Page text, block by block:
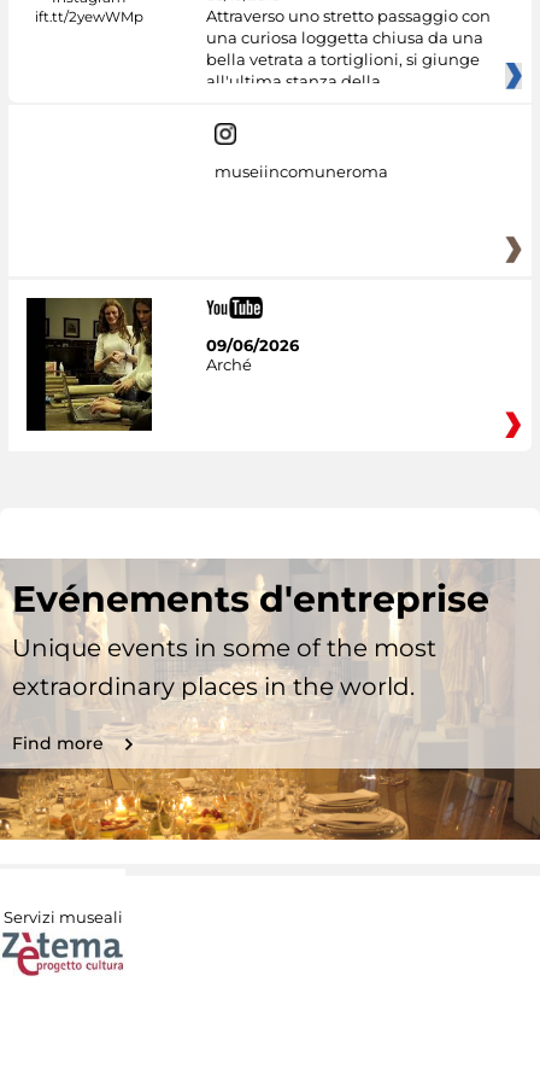
Attraverso uno stretto passaggio con
una curiosa loggetta chiusa da una
bella vetrata a tortiglioni, si giunge
all'ultima stanza della
museiincomuneroma
09/06/2026
Arché
Evénements d'entreprise
Unique events in some of the most
extraordinary places in the world.
Find more
Servizi museali